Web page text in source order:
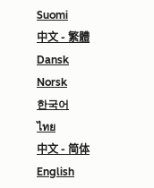
Suomi
中文 - 繁體
Dansk
Norsk
한국어
ไทย
中文 - 简体
English